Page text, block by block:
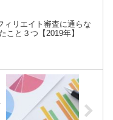
ィリエイト審査に通らな
こと３つ【2019年】